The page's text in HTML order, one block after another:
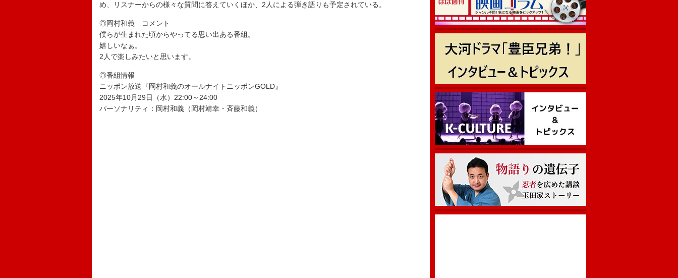
め、リスナーからの様々な質問に答えていくほか、2人による弾き語りも予定されている。
◎岡村和義 コメント
僕らが生まれた頃からやってる思い出ある番組。
嬉しいなぁ。
2人で楽しみたいと思います。
◎番組情報
ニッポン放送『岡村和義のオールナイトニッポンGOLD』
2025年10月29日（水）22:00～24:00
パーソナリティ：岡村和義（岡村靖幸・斉藤和義）